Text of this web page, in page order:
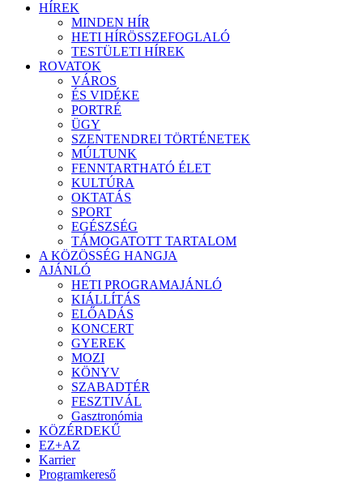
HÍREK
MINDEN HÍR
HETI HÍRÖSSZEFOGLALÓ
TESTÜLETI HÍREK
ROVATOK
VÁROS
ÉS VIDÉKE
PORTRÉ
ÜGY
SZENTENDREI TÖRTÉNETEK
MÚLTUNK
FENNTARTHATÓ ÉLET
KULTÚRA
OKTATÁS
SPORT
EGÉSZSÉG
TÁMOGATOTT TARTALOM
A KÖZÖSSÉG HANGJA
AJÁNLÓ
HETI PROGRAMAJÁNLÓ
KIÁLLÍTÁS
ELŐADÁS
KONCERT
GYEREK
MOZI
KÖNYV
SZABADTÉR
FESZTIVÁL
Gasztronómia
KÖZÉRDEKŰ
EZ+AZ
Karrier
Programkereső